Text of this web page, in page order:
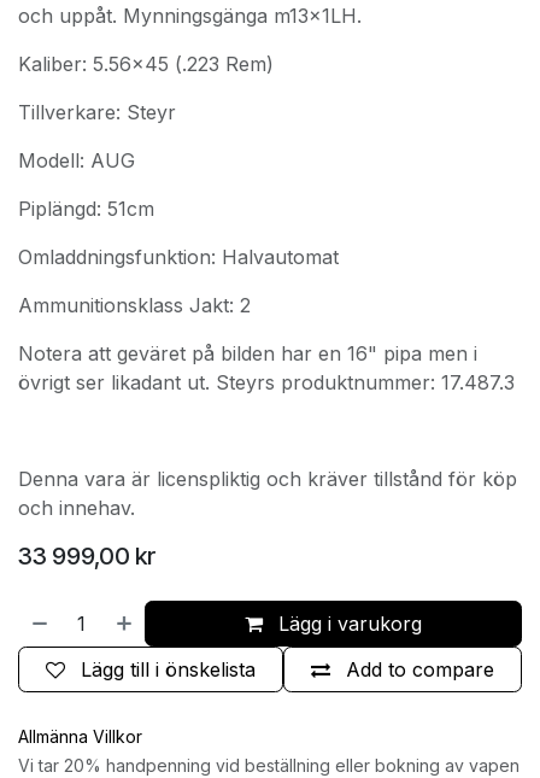
och uppåt. Mynningsgänga m13x1LH.
Kaliber: 5.56x45 (.223 Rem)
Tillverkare: Steyr
Modell: AUG
Piplängd: 51cm
Omladdningsfunktion: Halvautomat
Ammunitionsklass Jakt: 2
Notera att geväret på bilden har en 16" pipa men i
övrigt ser likadant ut. Steyrs produktnummer: 17.487.3
Denna vara är licenspliktig och kräver tillstånd för köp
och innehav.
33 999,00 kr
Lägg i varukorg
Add to compare
Lägg till i önskelista
Allmänna Villkor
Vi tar 20% handpenning vid beställning eller bokning av vapen